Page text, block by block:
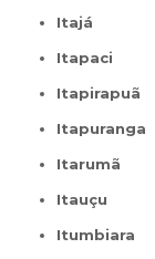
Itajá
Itapaci
Itapirapuã
Itapuranga
Itarumã
Itauçu
Itumbiara